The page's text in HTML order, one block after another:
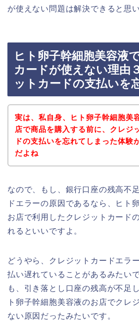
が使えない問題は解決できると思い
ヒト卵子幹細胞美容液
カードが使えない理由
ットカードの支払いを
実は、私自身、ヒト卵子幹細胞美
店で商品を購入する前に、クレジ
ドの支払いを忘れてしまった体験
だよね
なので、もし、銀行口座の残高不
ドエラーの原因であるなら、ヒト
お店で利用したクレジットカード
れるといいですよ。
どうやら、クレジットカードエラ
払い遅れていることがあるみたい
も、引き落とし口座の残高が不足
ト卵子幹細胞美容液のお店でクレ
ない原因だったみたいです。